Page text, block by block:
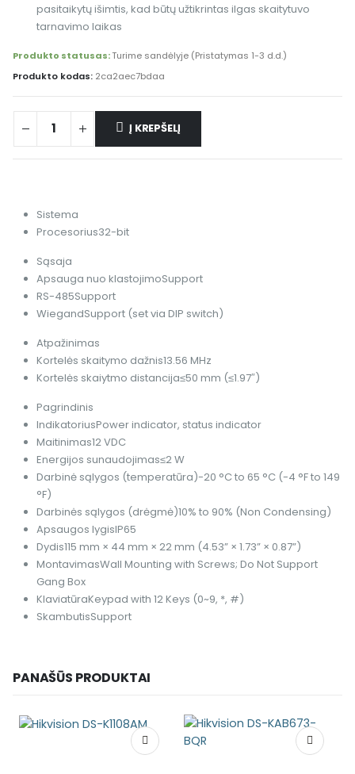
pasitaikytų išimtis, kad būtų užtikrintas ilgas skaitytuvo
tarnavimo laikas
Produkto statusas:Turime sandėlyje (Pristatymas 1-3 d.d.)
Produkto kodas: 2ca2aec7bdaa
Į KREPŠELĮ
Sistema
Procesorius32-bit
Sąsaja
Apsauga nuo klastojimoSupport
RS-485Support
WiegandSupport (set via DIP switch)
Atpažinimas
Kortelės skaitymo dažnis13.56 MHz
Kortelės skaiytmo distancija≤50 mm (≤1.97″)
Pagrindinis
IndikatoriusPower indicator, status indicator
Maitinimas12 VDC
Energijos sunaudojimas≤2 W
Darbinė sąlygos (temperatūra)-20 °C to 65 °C (-4 °F to 149
°F)
Darbinės sąlygos (drėgmė)10% to 90% (Non Condensing)
Apsaugos lygisIP65
Dydis115 mm × 44 mm × 22 mm (4.53” × 1.73” × 0.87”)
MontavimasWall Mounting with Screws; Do Not Support
Gang Box
KlaviatūraKeypad with 12 Keys (0~9, *, #)
SkambutisSupport
PANAŠŪS PRODUKTAI